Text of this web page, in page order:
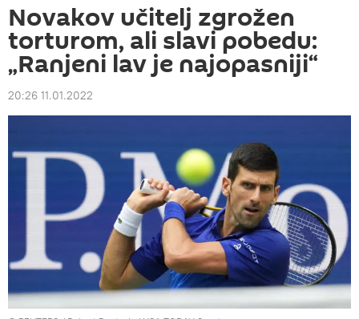
Novakov učitelj zgrožen
torturom, ali slavi pobedu:
„Ranjeni lav je najopasniji“
20:26 11.01.2022